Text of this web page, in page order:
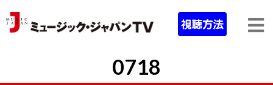
0718